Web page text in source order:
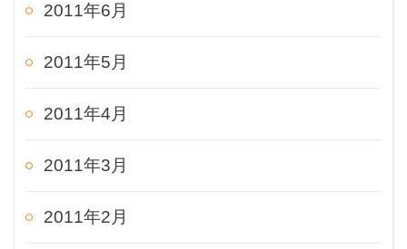
2011年6月
2011年5月
2011年4月
2011年3月
2011年2月